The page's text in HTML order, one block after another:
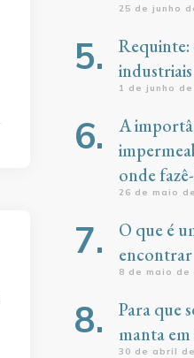
25 de junho
Requinte:
1 de junho de
A
onde
26 de maio
O que é
encontrar
8 de maio de
Para que
manta
30 de abril